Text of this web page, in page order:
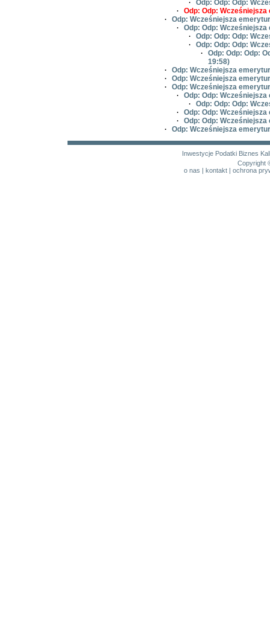
·
Odp: Odp: Odp:
·
Odp: Odp:
·
Odp: Wcześniejsza
·
Odp: Odp:
·
Odp: Odp: Odp:
·
Odp: Odp: Odp:
·
Odp: Odp: Odp:
19:58)
·
Odp: Wcześniejsza
·
Odp: Wcześniejsza
·
Odp: Wcześniejsza
·
Odp: Odp:
·
Odp: Odp: Odp:
·
Odp: Odp:
·
Odp: Odp:
·
Odp: Wcześniejsza
Inwestycje Podatki Biznes
Copyright
o nas | kontakt| ochrona